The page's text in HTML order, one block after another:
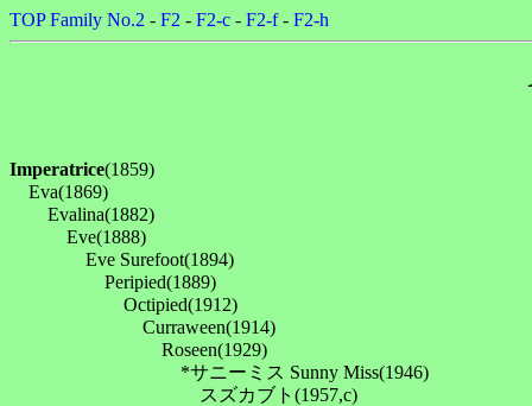
TOP Family No.2 - F2 - F2-c - F2-f- F2-h
Imperatrice(1859)
Eva(1869)
Evalina(1882)
Eve(1888)
Eve Surefoot(1894)
Peripied(1889)
Octipied(1912)
Curraween(1914)
Roseen(1929)
*サニーミス Sunny Miss(1946)
スズカブト(1957,c)